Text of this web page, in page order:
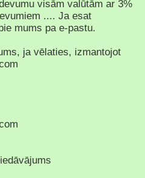
visām valūtām ar 3%
.... Ja esat
mums pa e-pastu.
ja vēlaties, izmantojot